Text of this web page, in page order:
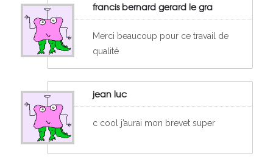
francis bernard gerard le gra
Merci beaucoup pour ce travail de
qualité
jean luc
c cool j’aurai mon brevet super